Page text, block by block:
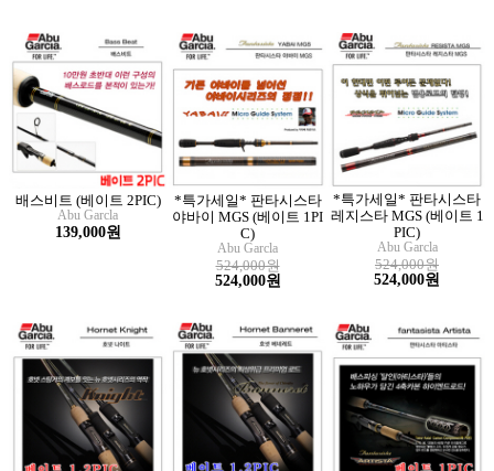
배스비트 (베이트 2PIC)
Abu Garcla
139,000원
*특가세일* 판타시스타
야바이 MGS (베이트 1PI
C)
Abu Garcla
524,000원
524,000원
*특가세일* 판타시스타
레지스타 MGS (베이트 1
PIC)
Abu Garcla
524,000원
524,000원